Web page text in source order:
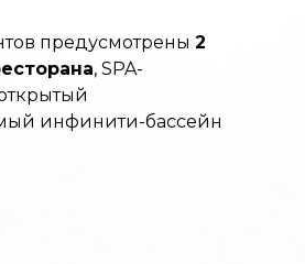
предусмотрены 2
, SPA-
инфинити-бассейн